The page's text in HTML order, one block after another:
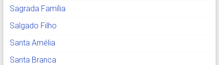
Sagrada Família
Salgado Filho
Santa Amélia
Santa Branca